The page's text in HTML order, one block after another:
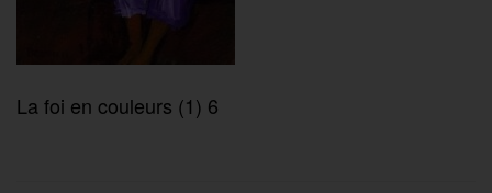
La foi en couleurs (1) 6